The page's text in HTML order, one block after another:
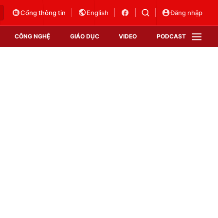
Cổng thông tin English Đăng nhập
CÔNG NGHỆ GIÁO DỤC VIDEO PODCAST